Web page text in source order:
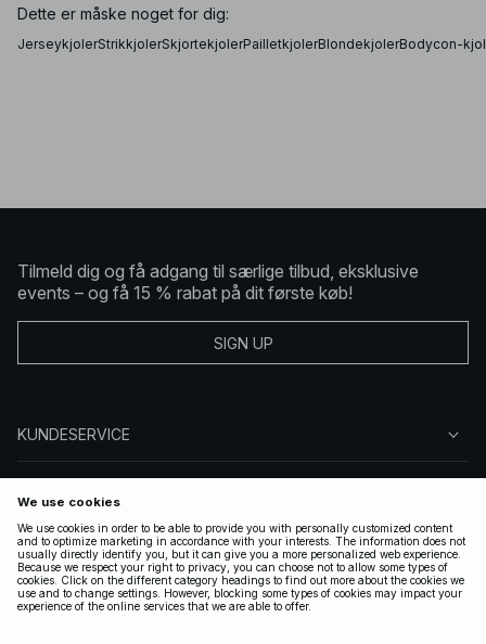
Dette er måske noget for dig:
JerseykjolerStrikkjolerSkjortekjolerPailletkjolerBlondekjolerBodycon-
Tilmeld dig og få adgang til særlige tilbud, eksklusive
events – og få 15 % rabat på dit første køb!
SIGN UP
KUNDESERVICE
FØLG OS
GYLDIGE